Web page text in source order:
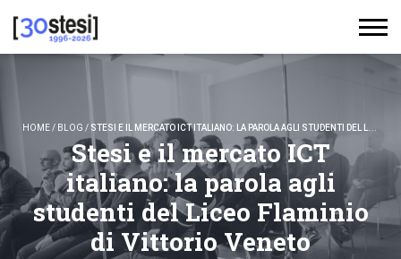
HOME/ BLOG / STESI E IL MERCATO ICT ITALIANO: LA PAROLA AGLI STUDENTI DEL LICEO FLAMINIO DI VITTORIO VENETO
Stesi e il mercato ICT
italiano: la parola agli
studenti del Liceo Flaminio
di Vittorio Veneto